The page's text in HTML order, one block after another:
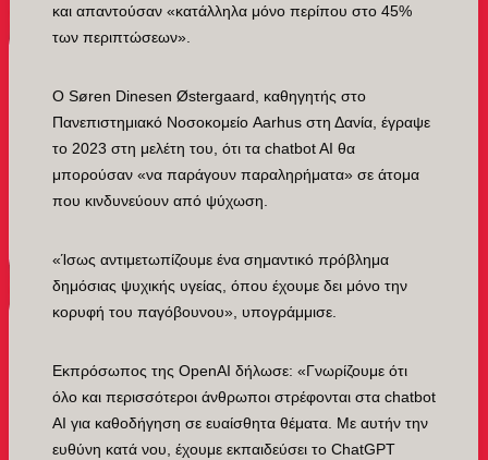
και απαντούσαν «κατάλληλα μόνο περίπου στο 45%
των περιπτώσεων».
Ο Søren Dinesen Østergaard, καθηγητής στο
Πανεπιστημιακό Νοσοκομείο Aarhus στη Δανία, έγραψε
το 2023 στη μελέτη του, ότι τα chatbot AI θα
μπορούσαν «να παράγουν παραληρήματα» σε άτομα
που κινδυνεύουν από ψύχωση.
«Ίσως αντιμετωπίζουμε ένα σημαντικό πρόβλημα
δημόσιας ψυχικής υγείας, όπου έχουμε δει μόνο την
κορυφή του παγόβουνου», υπογράμμισε.
Εκπρόσωπος της OpenAI δήλωσε: «Γνωρίζουμε ότι
όλο και περισσότεροι άνθρωποι στρέφονται στα chatbot
AI για καθοδήγηση σε ευαίσθητα θέματα. Με αυτήν την
ευθύνη κατά νου, έχουμε εκπαιδεύσει το ChatGPT